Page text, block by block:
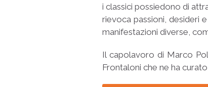
i classici possiedono di
rievoca passioni, desideri
manifestazioni diverse,
Il capolavoro di Marco
Frontaloni che ne ha